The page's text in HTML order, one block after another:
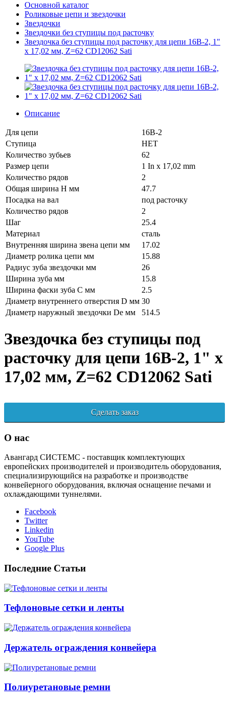
Основной каталог
Роликовые цепи и звездочки
Звездочки
Звездочки без ступицы под расточку
Звездочка без ступицы под расточку для цепи 16B-2, 1"
x 17,02 мм, Z=62 CD12062 Sati
Описание
Для цепи
16B-2
Ступица
НЕТ
Количество зубьев
62
Размер цепи
1 In x 17,02 mm
Количество рядов
2
Общая ширина H мм
47.7
Посадка на вал
под расточку
Количество рядов
2
Шаг
25.4
Материал
сталь
Внутренняя ширина звена цепи мм
17.02
Диаметр ролика цепи мм
15.88
Радиус зуба звездочки мм
26
Ширина зуба мм
15.8
Ширина фаски зуба C мм
2.5
Диаметр внутреннего отверстия D мм 30
Диаметр наружный звездочки De мм
514.5
Звездочка без ступицы под
расточку для цепи 16B-2, 1" x
17,02 мм, Z=62 CD12062 Sati
Сделать заказ
О нас
Авангард СИСТЕМС - поставщик комплектующих
европейских производителей и производитель оборудования,
специализирующийся на разработке и производстве
конвейерного оборудования, включая оснащение печами и
охлаждающими туннелями.
Facebook
Twitter
Linkedin
YouTube
Google Plus
Последние Статьи
Тефлоновые сетки и ленты
Держатель ограждения конвейера
Полиуретановые ремни